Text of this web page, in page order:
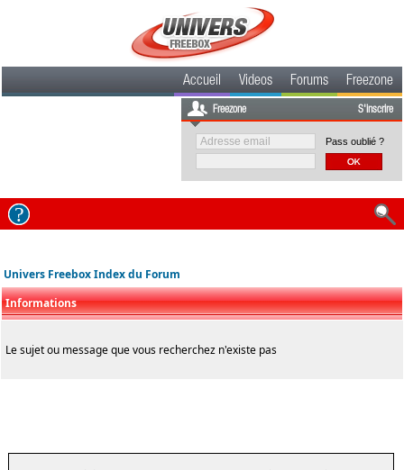
Accueil Videos Forums Freezone
Freezone S'inscrire
Pass oublié ?
Univers Freebox Index du Forum
Informations
Le sujet ou message que vous recherchez n'existe pas